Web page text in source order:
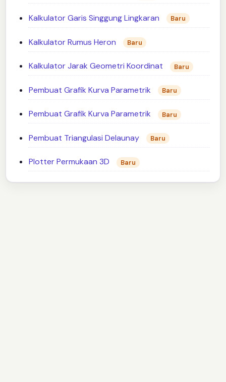
Kalkulator Garis Singgung Lingkaran Baru
Kalkulator Rumus Heron Baru
Kalkulator Jarak Geometri Koordinat Baru
Pembuat Grafik Kurva Parametrik Baru
Pembuat Grafik Kurva Parametrik Baru
Pembuat Triangulasi Delaunay Baru
Plotter Permukaan 3D Baru